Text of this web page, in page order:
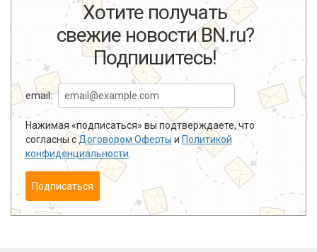
Хотите получать
свежие новости BN.ru?
Подпишитесь!
email:
Нажимая «подписаться» вы подтверждаете, что
согласны сДоговором Оферты и Политикой
конфиденциальности.
Подписаться